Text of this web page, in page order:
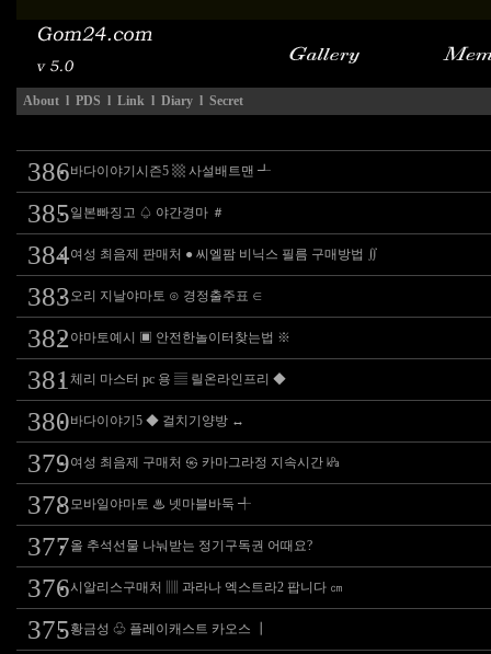
About l PDS l Link l Diary l Secret
386바다이야기시즌5 ▩ 사설배트맨 ┹
385일본빠징고 ♤ 야간경마 ＃
384여성 최음제 판매처 ● 씨엘팜 비닉스 필름 구매방법 ∬
383오리 지날야마토 ⊙ 경정출주표 ∈
382 야마토예시 ▣ 안전한놀이터찾는법 ※
381 체리 마스터 pc 용 ▤ 릴온라인프리 ◆
380바다이야기5 ◆ 걸치기양방 ↔
379여성 최음제 구매처 ㉿ 카마그라정 지속시간 ㎪
378모바일야마토 ♨ 넷마블바둑 ╃
377올 추석선물 나눠받는 정기구독권 어때요?
376시알리스구매처 ▥ 과라나 엑스트라2 팝니다 ㎝
375황금성 ♧ 플레이캐스트 카오스 ┃